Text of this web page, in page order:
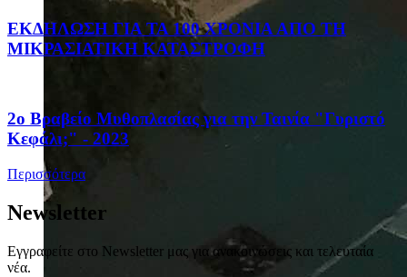
ΕΚΔΗΛΩΣΗ ΓΙΑ ΤΑ 100 ΧΡΟΝΙΑ ΑΠΟ ΤΗ
ΜΙΚΡΑΣΙΑΤΙΚΗ ΚΑΤΑΣΤΡΟΦΗ
2ο Βραβείο Μυθοπλασίας για την Ταινία "Γυριστό
Κεφάλι;" - 2023
Περισσότερα
Newsletter
Εγγραφείτε στο Newsletter μας για ανακοινώσεις και τελευταία
νέα.